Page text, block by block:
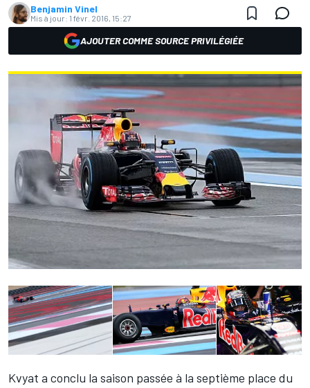
Benjamin Vinel
Mis à jour: 1 févr. 2016, 15:27
AJOUTER COMME SOURCE PRIVILÉGIÉE
Kvyat a conclu la saison passée à la septième place du